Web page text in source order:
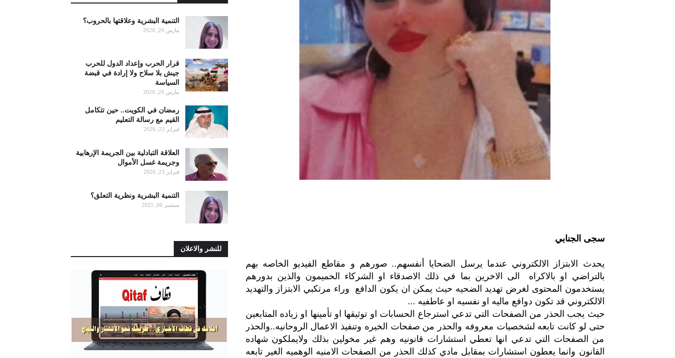
سجى الجنابي
يحدث الابتزاز الالكتروني عندما يرسل الضحايا أنفسهم.. صورهم و مقاطع الفيديو الخاصه بهم
بالتراضي او بالاكراه الى الاخرين بما في ذلك الاصدقاء او الشركاء الحميمون والذين بدورهم
يستخدمون المحتوى لغرض تهديد الضحيه حيث يمكن ان يكون الدافع وراء مرتكبي الابتزاز والتهديد
الالكتروني قد تكون دوافع ماليه او نفسيه او عاطفيه ...
حيث يجب الحذر من الصفحات التي تدعي استرجاع الحسابات او توثيقها او تأمينها او زياده المتابعين
حتى لو كانت تابعه لشخصيات معروفه والحذر من صفحات الخيره وتنفيذ الاعمال الروحانيه..والحذر
من الصفحات التي تدعي انها تعطي استشارات قانونيه وهم غير مخولين بذلك ولايملكون شهاده
القانون وانما يعطون استشارات بمقابل مادي كذلك الحذر من الصفحات الامنيه الوهميه الغير تابعه
التنمية البشرية وعلاقتها بالحروب؟
مارس 29, 2026
قرار الحرب وإعداد الدول للحرب
جيش بلا سلاح ولا إرادة في قبضة
السياسة
مارس 26, 2026
رمضان في الكويت.. حين تتكامل
القيم مع رسالة التعليم
فبراير 23, 2026
العلاقة التبادلية بين الجريمة الإرهابية
وجريمة غسل الأموال
فبراير 23, 2026
التنمية البشرية ونظرية التعلق؟
سبتمبر 06, 2025
للنشر والاعلان